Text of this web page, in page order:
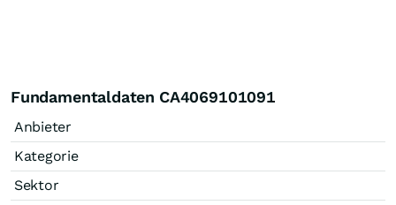
Fundamentaldaten CA4069101091
Anbieter
Kategorie
Sektor